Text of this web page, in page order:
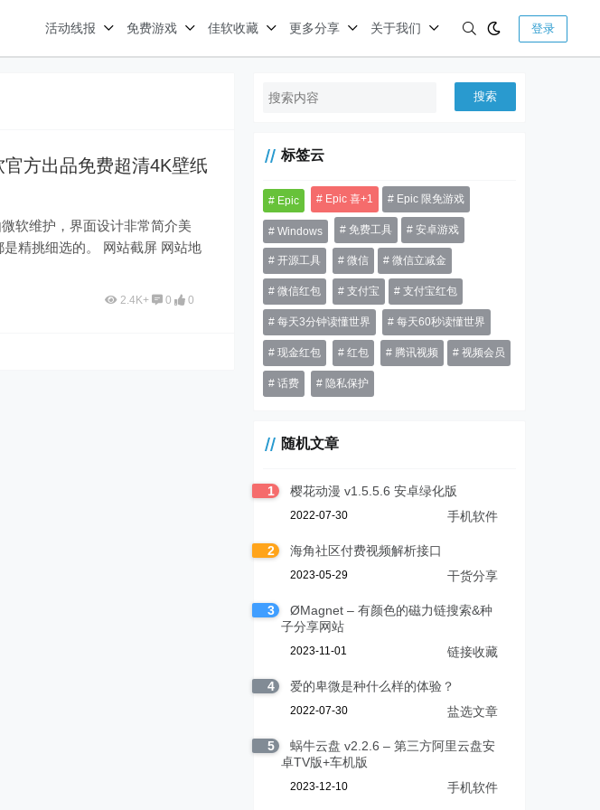
活动线报 免费游戏 佳软收藏 更多分享 关于我们 登录
方出品免费超清4K壁纸
软维护，界面设计非常简介美
细选的。 网站截屏 网站地
2.4K+ 0 0
搜索
标签云
Epic Epic 喜+1 Epic 限免游戏
Windows 免费工具 安卓游戏
开源工具 微信 微信立减金
微信红包 支付宝 支付宝红包
每天3分钟读懂世界 每天60秒读懂世界
现金红包 红包 腾讯视频 视频会员
话费 隐私保护
随机文章
1 樱花动漫 v1.5.5.6 安卓绿化版
2022-07-30 手机软件
2 海角社区付费视频解析接口
2023-05-29 干货分享
3
ØMagnet – 有颜色的磁力链搜索&种
子分享网站
2023-11-01 链接收藏
4 爱的卑微是种什么样的体验？
2022-07-30 盐选文章
5
蜗牛云盘 v2.2.6 – 第三方阿里云盘安
卓TV版+车机版
2023-12-10 手机软件